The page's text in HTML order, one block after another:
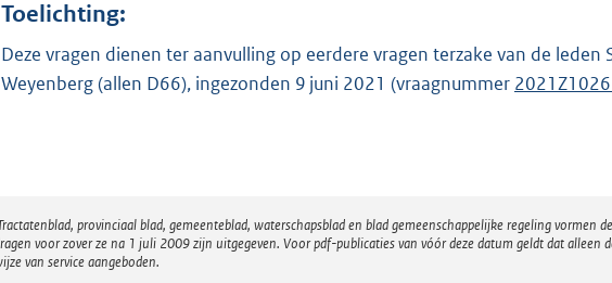
Toelichting:
Deze vragen dienen ter aanvulling op eerdere vragen terzake van de leden
Weyenberg (allen D66), ingezonden 9 juni 2021 (vraagnummer
provinciaal blad, gemeenteblad, waterschapsblad en blad gemeenschappelijke regeling vormen
voor zover ze na 1 juli 2009 zijn uitgegeven. Voor pdf-publicaties van vóór deze datum geldt dat alleen
van service aangeboden.